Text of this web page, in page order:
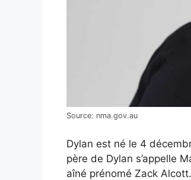
Source: nma.gov.au
Dylan est né le 4
père de Dylan s’appelle
aîné prénomé Zack